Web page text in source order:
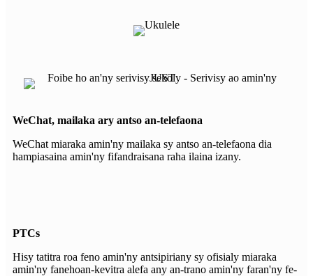
WeChat, mailaka ary antso an-telefaona
WeChat miaraka amin'ny mailaka sy antso an-telefaona dia
hampiasaina amin'ny fifandraisana raha ilaina izany.
PTCs
Hisy tatitra roa feno amin'ny antsipiriany sy ofisialy miaraka
amin'ny fanehoan-kevitra alefa any an-trano amin'ny faran'ny fe-